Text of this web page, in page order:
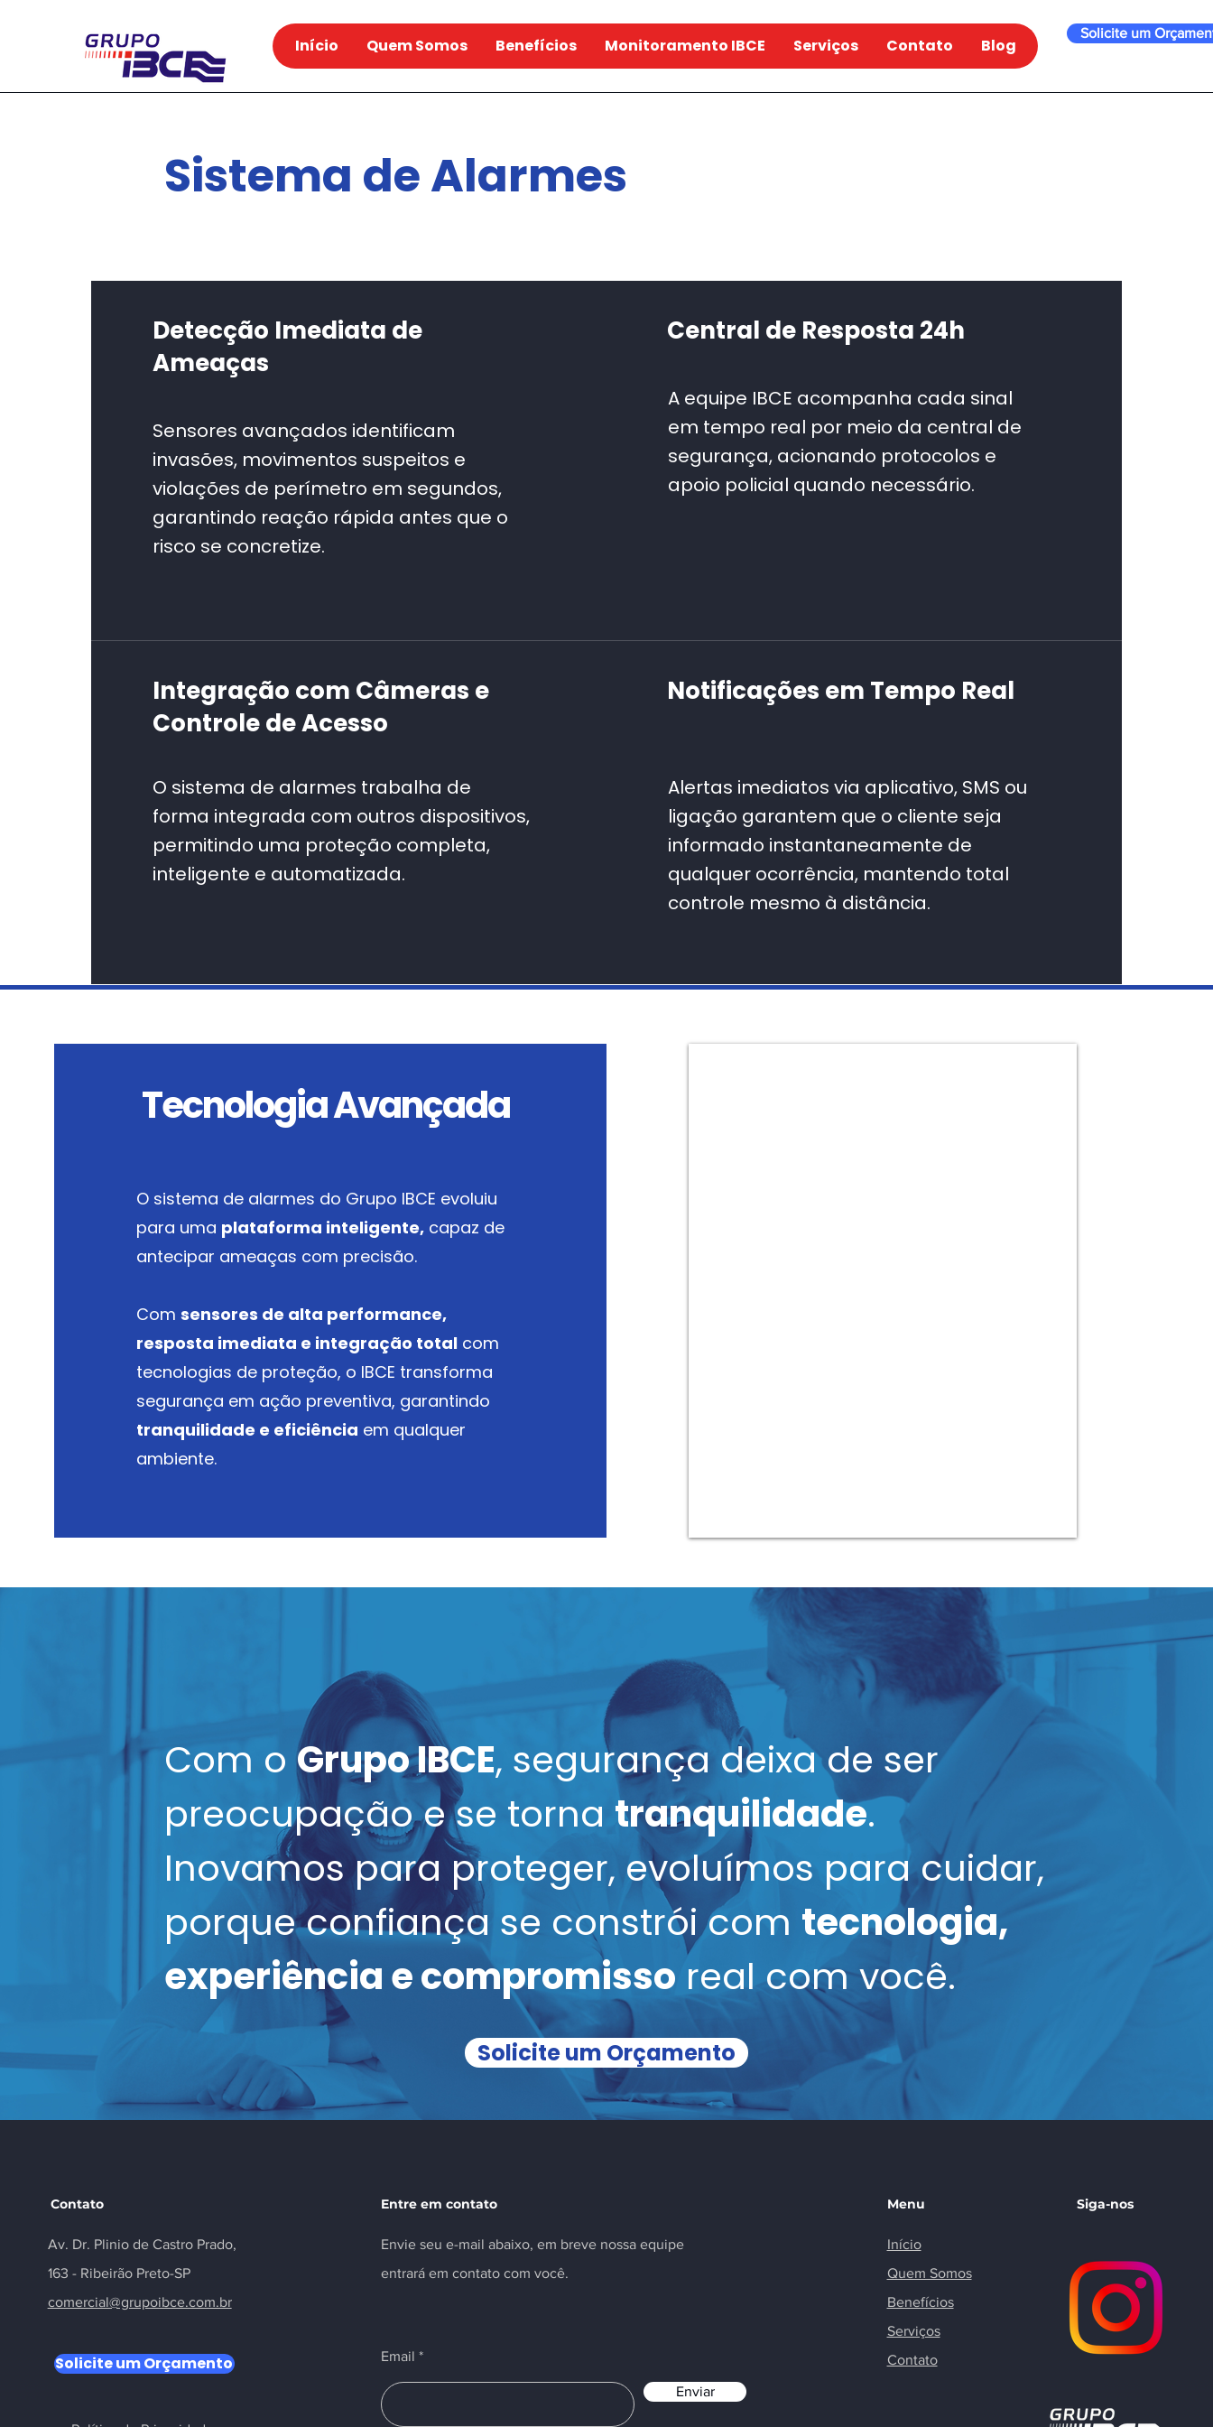
Início Quem Somos Benefícios Monitoramento IBCE Serviços Contato Blog
Solicite um
Sistema de Alarmes
Detecção Imediata de
Ameaças
Sensores avançados identificam
invasões, movimentos suspeitos e
violações de perímetro em segundos,
garantindo reação rápida antes que o
risco se concretize.
Central de Resposta 24h
A equipe IBCE acompanha cada sinal
em tempo real por meio da central de
segurança, acionando protocolos e
apoio policial quando necessário.
Integração com Câmeras e
Controle de Acesso
O sistema de alarmes trabalha de
forma integrada com outros dispositivos,
permitindo uma proteção completa,
inteligente e automatizada.
Notificações em Tempo Real
Alertas imediatos via aplicativo, SMS ou
ligação garantem que o cliente seja
informado instantaneamente de
qualquer ocorrência, mantendo total
controle mesmo à distância.
Tecnologia Avançada
O sistema de alarmes do Grupo IBCE evoluiu
para uma plataforma inteligente, capaz de
antecipar ameaças com precisão.
Com sensores de alta performance,
resposta imediata e integração total com
tecnologias de proteção, o IBCE transforma
segurança em ação preventiva, garantindo
tranquilidade e eficiência em qualquer
ambiente.
Com oGrupo IBCE, segurança deixa de ser
preocupação e se torna tranquilidade.
Inovamos para proteger, evoluímos para cuidar,
porque confiança se constrói com tecnologia,
experiência e compromisso real com você.
Solicite um Orçamento
Contato
Av. Dr. Plinio de Castro Prado,
163 - Ribeirão Preto-SP
comercial@grupoibce.com.br
Solicite um Orçamento
Entre em contato
Envie seu e-mail abaixo, em breve nossa equipe
entrará em contato com você.
Email
Enviar
Menu
Início
Quem Somos
Benefícios
Serviços
Contato
Siga-nos